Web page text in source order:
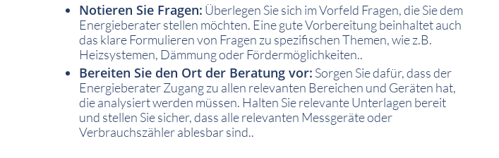
Notieren Sie Fragen: Überlegen Sie sich im Vorfeld Fragen, die Sie dem
Energieberater stellen möchten. Eine gute Vorbereitung beinhaltet auch
das klare Formulieren von Fragen zu spezifischen Themen, wie z.B.
Heizsystemen, Dämmung oder Fördermöglichkeiten..
Bereiten Sie den Ort der Beratung vor: Sorgen Sie dafür, dass der
Energieberater Zugang zu allen relevanten Bereichen und Geräten hat,
die analysiert werden müssen. Halten Sie relevante Unterlagen bereit
und stellen Sie sicher, dass alle relevanten Messgeräte oder
Verbrauchszähler ablesbar sind..